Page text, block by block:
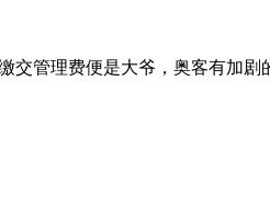
管理费便是大爷，奥客有加剧